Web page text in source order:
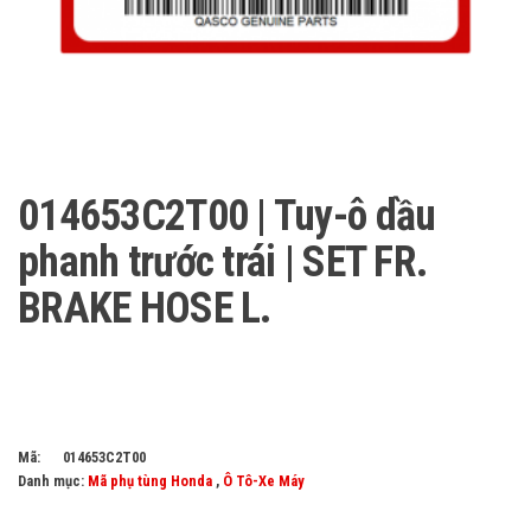
014653C2T00 | Tuy-ô dầu
phanh trước trái | SET FR.
BRAKE HOSE L.
Mã:
014653C2T00
Danh mục: Mã phụ tùng Honda , Ô Tô-Xe Máy